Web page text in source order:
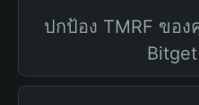
ปกป้อง TMRF ขอ